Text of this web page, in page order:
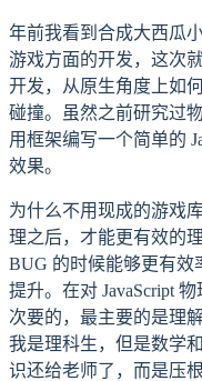
年前我看到合成大西瓜
游戏方面的开发，这次
开发，从原生角度上如
碰撞。虽然之前研究过
用框架编写一个简单的
效果。
为什么不用现成的游戏
理之后，才能更有效的
BUG 的时候能够更有效
提升。在对 JavaScript
次要的，最主要的是理
我是理科生，但是数学
识还给老师了，而是压